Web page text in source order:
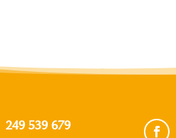
249 539 679